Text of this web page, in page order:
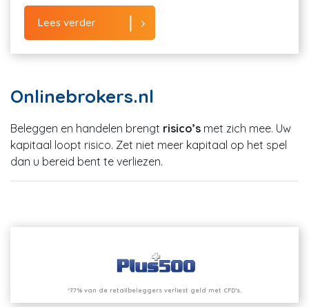
Lees verder
Onlinebrokers.nl
Beleggen en handelen brengt risico’s met zich mee. Uw
kapitaal loopt risico. Zet niet meer kapitaal op het spel
dan u bereid bent te verliezen.
*77% van de retailbeleggers verliest geld met CFD’s.